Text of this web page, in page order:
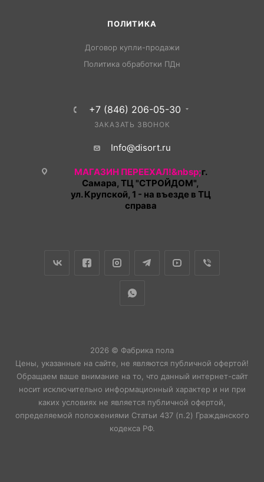
ПОЛИТИКА
Договор купли-продажи
Политика обработки ПДн
+7 (846) 206-05-30
ЗАКАЗАТЬ ЗВОНОК
Info@disort.ru
МАГАЗИН ПЕРЕЕХАЛ!&nbsp;г.
Самара, ТЦ "СТРОЙДОМ",
ул. Крупской, 1 - на въезде в ТЦ
справа
2026 © Фабрика пола
Цены, указанные на сайте, не являются публичной офертой!
Обращаем ваше внимание на то, что данный интернет-сайт
носит исключительно информационный характер и ни при
каких условиях не является публичной офертой,
определяемой положениями Статьи 437 (п.2) Гражданского
кодекса РФ.